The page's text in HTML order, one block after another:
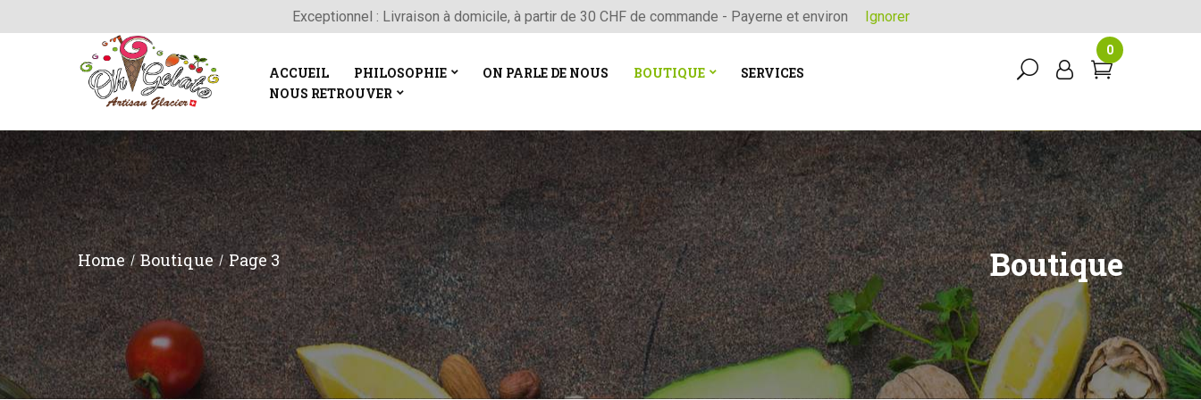
Exceptionnel : Livraison à domicile, à partir de 30 CHF de commande - Payerne et environ Ignorer
ACCUEIL PHILOSOPHIE ON PARLE DE NOUS BOUTIQUE
SERVICES
NOUS RETROUVER
0
Boutique
Home Boutique Page 3